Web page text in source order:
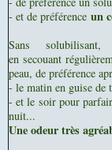
- et de préférence un
Sans
en secouant
peau, de préférence
- le matin en guise de
- et le soir pour
nuit...
Une odeur très